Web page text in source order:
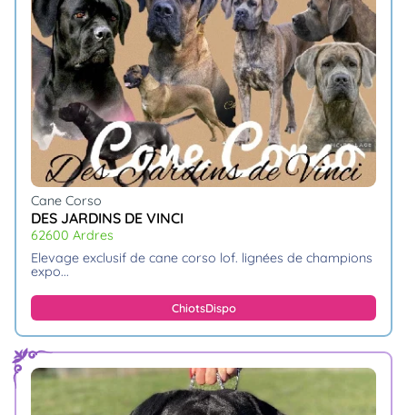
Cane Corso
DES JARDINS DE VINCI
62600 Ardres
elevage exclusif de cane corso lof. lignées de champions
expo.
ChiotsDispo